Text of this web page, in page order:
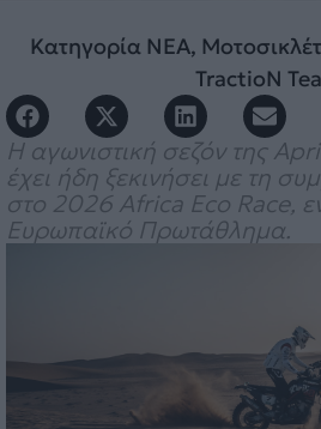
Κατηγορία ΝΕΑ,
TractioN
Η αγωνιστική σεζόν της
έχει ήδη ξεκινήσει με τη
στο 2026 Africa Eco Race,
Ευρωπαϊκό Πρωτάθλημα.